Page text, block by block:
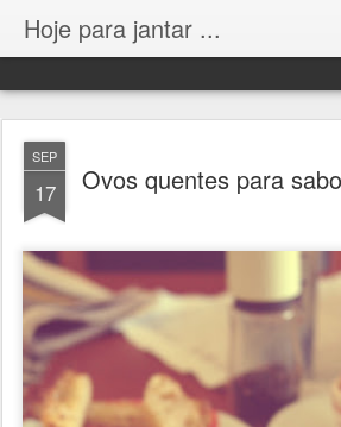
Hoje para jantar ...
SEP
17 Ovos quentes para